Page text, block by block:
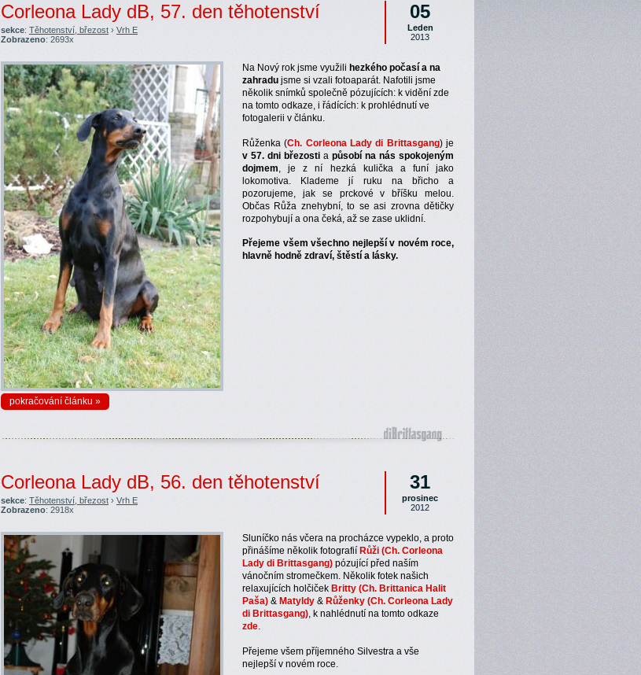
05
Leden
2013
Corleona Lady dB, 57. den těhotenství
sekce: Těhotenství, březost › Vrh E
Zobrazeno: 2693x
Na Nový rok jsme využili hezkého počasí a na
zahradu jsme si vzali fotoaparát. Nafotili jsme
několik snímků společně pózujících: k vidění zde
na tomto odkaze, i řádících: k prohlédnutí ve
fotogalerii v článku.
Růženka (Ch. Corleona Lady di Brittasgang) je
v 57. dni březosti a působí na nás spokojeným
dojmem , je z ní hezká kulička a funí jako
lokomotiva. Klademe jí ruku na břicho a
pozorujeme, jak se prckové v bříšku melou.
Občas Růža znehybní, to se asi zrovna dětičky
rozpohybují a ona čeká, až se zase uklidní.
Přejeme všem všechno nejlepší v novém roce,
hlavně hodně zdraví, štěstí a lásky.
pokračování článku »
31
prosinec
2012
Corleona Lady dB, 56. den těhotenství
sekce: Těhotenství, březost › Vrh E
Zobrazeno: 2918x
Sluníčko nás včera na procházce vypeklo, a proto
přinášíme několik fotografií Růži (Ch. Corleona
Lady di Brittasgang) pózující před naším
vánočním stromečkem. Několik fotek našich
relaxujících holčiček Britty (Ch. Brittanica Halit
Paša) & Matyldy & Růženky (Ch. Corleona Lady
di Brittasgang), k nahlédnutí na tomto odkaze
zde.
Přejeme všem příjemného Silvestra a vše
nejlepší v novém roce.